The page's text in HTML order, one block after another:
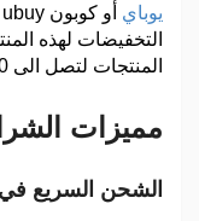
يوباي
المنتجات لتصل الى 50% من قيمة هذه المنتجات .
مميزات
الشحن السريع